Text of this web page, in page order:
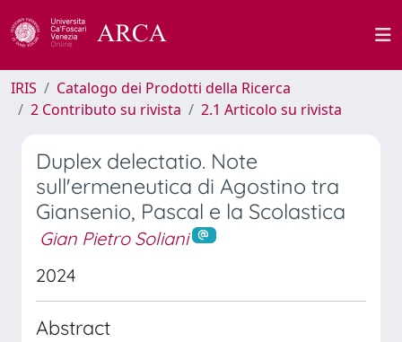
IRIS
Catalogo dei Prodotti della Ricerca
2 Contributo su rivista
2.1 Articolo su rivista
Duplex delectatio. Note
sull'ermeneutica di Agostino tra
Giansenio, Pascal e la Scolastica
Gian Pietro Soliani
2024
Abstract